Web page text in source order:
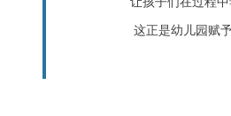
这正是幼儿园赋